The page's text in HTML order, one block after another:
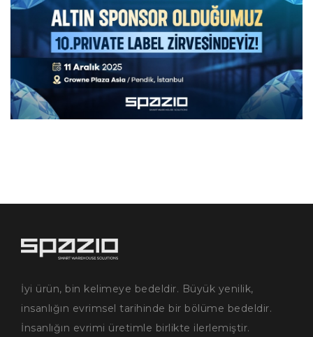
İyi ürün, bin kelimeye bedeldir. Büyük yenilik,
insanlığın evrimsel tarihinde bir bölüme bedeldir.
İnsanlığın evrimi üretimle birlikte ilerlemiştir.